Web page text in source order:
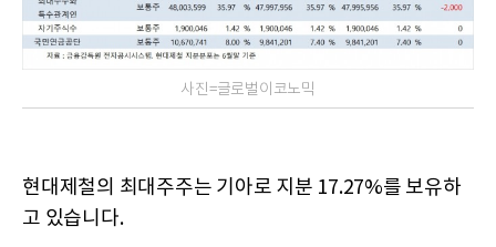
사진=글로벌이코노믹
현대제철의 최대주주는 기아로 지분 17.27%를 보유하
고 있습니다.